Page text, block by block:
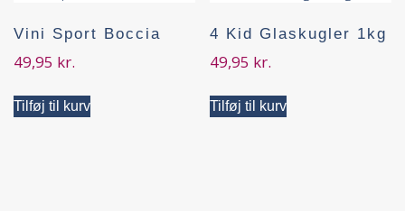
Vini Sport Boccia
49,95 kr.
Tilføj til kurv
4 Kid Glaskugler 1kg
49,95 kr.
Tilføj til kurv